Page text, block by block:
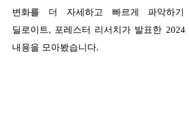
변화를 더 자세하고 빠르게 파악하기
딜로이트, 포레스터 리서치가 발표한
내용을 모아봤습니다.